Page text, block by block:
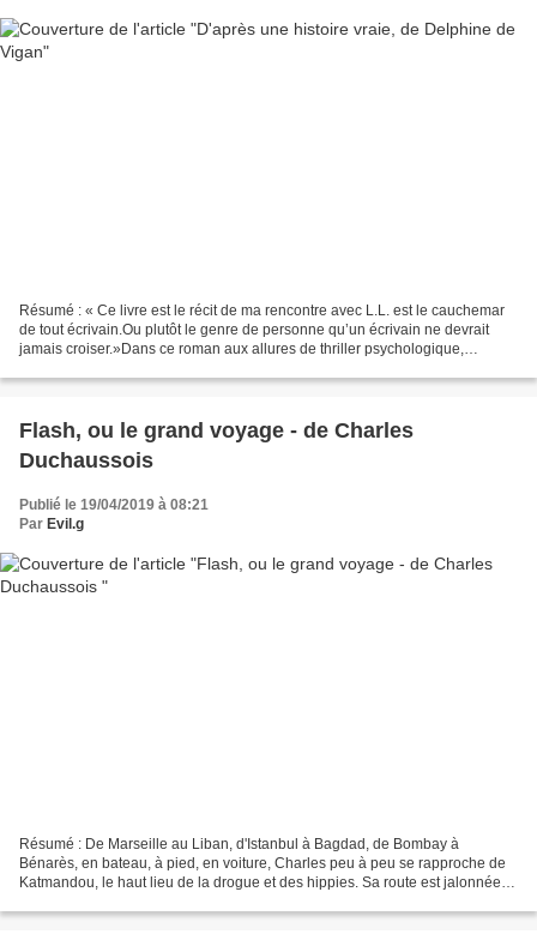
Résumé : « Ce livre est le récit de ma rencontre avec L.L. est le cauchemar
de tout écrivain.Ou plutôt le genre de personne qu’un écrivain ne devrait
jamais croiser.»Dans ce roman aux allures de thriller psychologique,
Flash, ou le grand voyage - de Charles
Duchaussois
Publié le 19/04/2019 à 08:21
Par Evil.g
Résumé : De Marseille au Liban, d'Istanbul à Bagdad, de Bombay à
Bénarès, en bateau, à pied, en voiture, Charles peu à peu se rapproche de
Katmandou, le haut lieu de la drogue et des hippies. Sa route est jalonnée